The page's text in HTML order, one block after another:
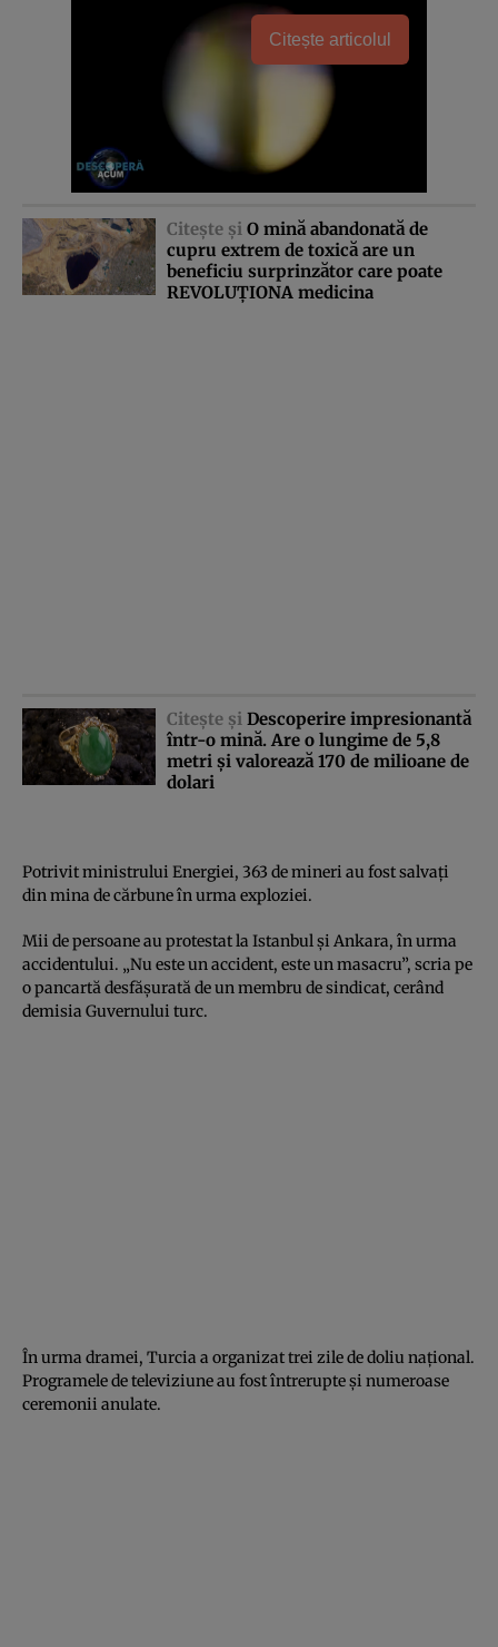
Citește articolul
Citeşte şi O mină abandonată de
cupru extrem de toxică are un
beneficiu surprinzător care poate
REVOLUŢIONA medicina
Citeşte şi Descoperire impresionantă
într-o mină. Are o lungime de 5,8
metri şi valorează 170 de milioane de
dolari
Potrivit ministrului Energiei, 363 de mineri au fost salvaţi
din mina de cărbune în urma exploziei.
Mii de persoane au protestat la Istanbul şi Ankara, în urma
accidentului. „Nu este un accident, este un masacru”, scria pe
o pancartă desfăşurată de un membru de sindicat, cerând
demisia Guvernului turc.
În urma dramei, Turcia a organizat trei zile de doliu naţional.
Programele de televiziune au fost întrerupte şi numeroase
ceremonii anulate.